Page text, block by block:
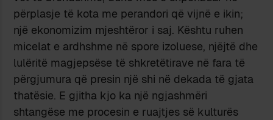
përplasje të kota me perandori që vijnë e ikin;
një ekonomizim mjeshtëror i saj. Kështu ruhen
micelat e ardhshme në spore izoluese, njëjtë dhe
lulëritë magjepsëse të shkretëtirave në fara të
përgjumura që presin një shi në dekada të gjata
thatësie. E gjitha kjo ka një ngjashmëri
shtangëse me procesin e ruajtjes së kulturës